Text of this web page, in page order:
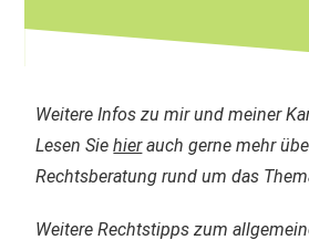
Weitere Infos zu mir und meiner
Lesen Siehierauch gerne mehr
Rechtsberatung rund um das
Weitere Rechtstipps zum